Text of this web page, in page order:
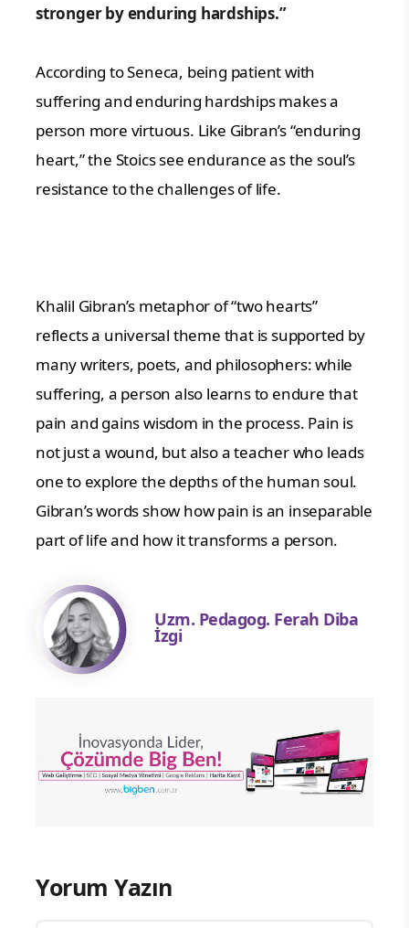
stronger by enduring hardships.”
According to Seneca, being patient with
suffering and enduring hardships makes a
person more virtuous. Like Gibran’s “enduring
heart,” the Stoics see endurance as the soul’s
resistance to the challenges of life.
Khalil Gibran’s metaphor of “two hearts”
reflects a universal theme that is supported by
many writers, poets, and philosophers: while
suffering, a person also learns to endure that
pain and gains wisdom in the process. Pain is
not just a wound, but also a teacher who leads
one to explore the depths of the human soul.
Gibran’s words show how pain is an inseparable
part of life and how it transforms a person.
Uzm. Pedagog. Ferah Diba
İzgi
Yorum Yazın